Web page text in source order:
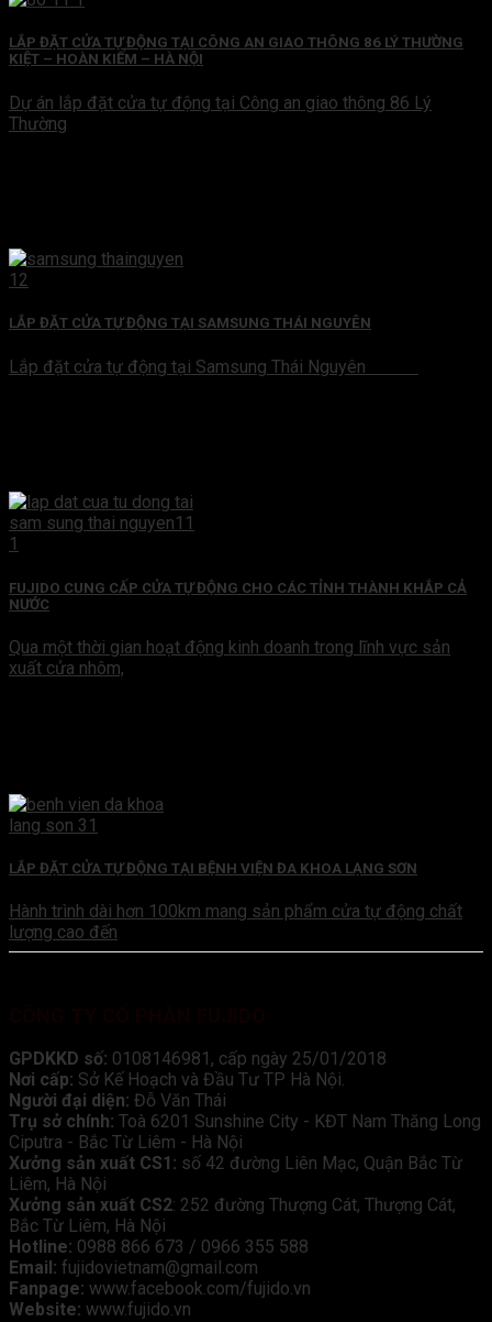
LẮP ĐẶT CỬA TỰ ĐỘNG TẠI CÔNG AN GIAO THÔNG 86 LÝ THƯỜNG
KIỆT – HOÀN KIẾM – HÀ NỘI
Dự án lắp đặt cửa tự động tại Công an giao thông 86 Lý
Thường
LẮP ĐẶT CỬA TỰ ĐỘNG TẠI SAMSUNG THÁI NGUYÊN
Lắp đặt cửa tự động tại Samsung Thái Nguyên
FUJIDO CUNG CẤP CỬA TỰ ĐỘNG CHO CÁC TỈNH THÀNH KHẮP CẢ
NƯỚC
Qua một thời gian hoạt động kinh doanh trong lĩnh vực sản
xuất cửa nhôm,
LẮP ĐẶT CỬA TỰ ĐỘNG TẠI BỆNH VIỆN ĐA KHOA LẠNG SƠN
Hành trình dài hơn 100km mang sản phẩm cửa tự động chất
lượng cao đến
GPDKKD số: 0108146981, cấp ngày 25/01/2018
Nơi cấp: Sở Kế Hoạch và Đầu Tư TP Hà Nội.
Người đại diện: Đỗ Văn Thái
Trụ sở chính: Toà 6201 Sunshine City - KĐT Nam Thăng Long
Ciputra - Bắc Từ Liêm - Hà Nội
Xưởng sản xuất CS1: số 42 đường Liên Mạc, Quận Bắc Từ
Liêm, Hà Nội
Xưởng sản xuất CS2: 252 đường Thượng Cát, Thượng Cát,
Bắc Từ Liêm, Hà Nội
Hotline: 0988 866 673 / 0966 355 588
Email: fujidovietnam@gmail.com
Fanpage: www.facebook.com/fujido.vn
Website: www.fujido.vn